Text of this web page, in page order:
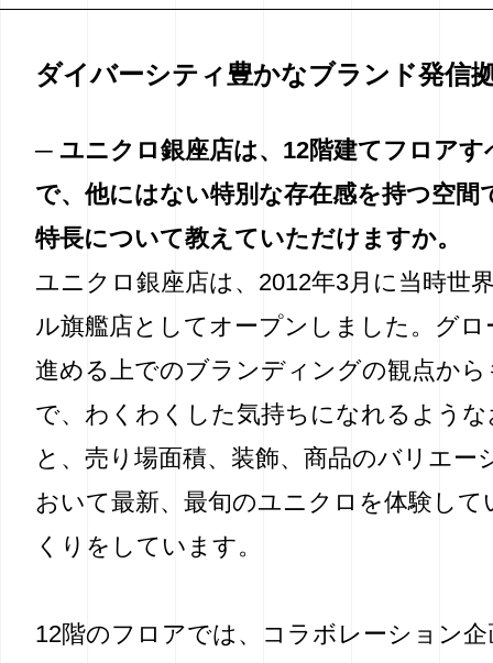
ダイバーシティ豊かなブランド発信
─ ユニクロ銀座店は、12階建てフロア
で、他にはない特別な存在感を持つ空間
特長について教えていただけますか。
ユニクロ銀座店は、2012年3月に当時世
ル旗艦店としてオープンしました。グ
進める上でのブランディングの観点か
で、わくわくした気持ちになれるよう
と、売り場面積、装飾、商品のバリエー
おいて最新、最旬のユニクロを体験し
くりをしています。
12階のフロアでは、コラボレーション